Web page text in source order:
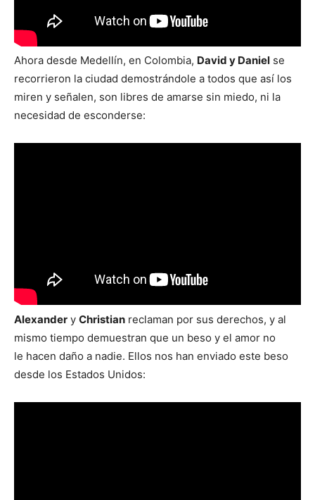
Ahora desde Medellín, en Colombia, David y Daniel se
recorrieron la ciudad demostrándole a todos que así los
miren y señalen, son libres de amarse sin miedo, ni la
necesidad de esconderse:
Alexander y Christian reclaman por sus derechos, y al
mismo tiempo demuestran que un beso y el amor no
le hacen daño a nadie. Ellos nos han enviado este beso
desde los Estados Unidos: